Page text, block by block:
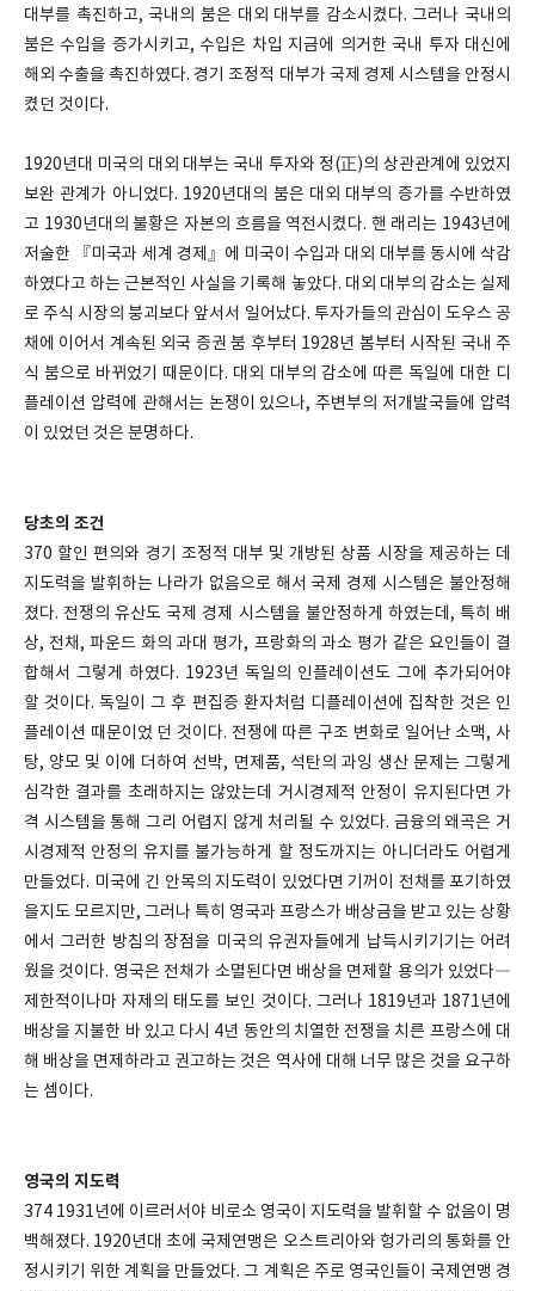
대부를 촉진하고, 국내의 붐은 대외 대부를 감소시켰다. 그러나 국내의
붐은 수입을 증가시키고, 수입은 차입 지금에 의거한 국내 투자 대신에
해외 수출을 촉진하였다. 경기 조정적 대부가 국제 경제 시스템을 안정시
켰던 것이다.
1920년대 미국의 대외 대부는 국내 투자와 정(正)의 상관관계에 있었지
보완 관계가 아니었다. 1920년대의 붐은 대외 대부의 증가를 수반하였
고 1930년대의 불황은 자본의 흐름을 역전시켰다. 핸 래리는 1943년에
저술한 『미국과 세계 경제』에 미국이 수입과 대외 대부를 동시에 삭감
하였다고 하는 근본적인 사실을 기록해 놓았다. 대외 대부의 감소는 실제
로 주식 시장의 붕괴보다 앞서서 일어났다. 투자가들의 관심이 도우스 공
채에 이어서 계속된 외국 증권 붐 후부터 1928년 봄부터 시작된 국내 주
식 붐으로 바뀌었기 때문이다. 대외 대부의 감소에 따른 독일에 대한 디
플레이션 압력에 관해서는 논쟁이 있으나, 주변부의 저개발국들에 압력
이 있었던 것은 분명하다.
당초의 조건
370 할인 편의와 경기 조정적 대부 및 개방된 상품 시장을 제공하는 데
지도력을 발휘하는 나라가 없음으로 해서 국제 경제 시스템은 불안정해
졌다. 전쟁의 유산도 국제 경제 시스템을 불안정하게 하였는데, 특히 배
상, 전채, 파운드 화의 과대 평가, 프랑화의 과소 평가 같은 요인들이 결
합해서 그렇게 하였다. 1923년 독일의 인플레이션도 그에 추가되어야
할 것이다. 독일이 그 후 편집증 환자처럼 디플레이션에 집착한 것은 인
플레이션 때문이었 던 것이다. 전쟁에 따른 구조 변화로 일어난 소맥, 사
탕, 양모 및 이에 더하여 선박, 면제품, 석탄의 과잉 생산 문제는 그렇게
심각한 결과를 초래하지는 않았는데 거시경제적 안정이 유지된다면 가
격 시스템을 통해 그리 어렵지 않게 처리될 수 있었다. 금융의 왜곡은 거
시경제적 안정의 유지를 불가능하게 할 정도까지는 아니더라도 어렵게
만들었다. 미국에 긴 안목의 지도력이 있었다면 기꺼이 전채를 포기하였
을지도 모르지만, 그러나 특히 영국과 프랑스가 배상금을 받고 있는 상황
에서 그러한 방침의 장점을 미국의 유권자들에게 납득시키기기는 어려
웠을 것이다. 영국은 전채가 소멸된다면 배상을 면제할 용의가 있었다―
제한적이나마 자제의 태도를 보인 것이다. 그러나 1819년과 1871년에
배상을 지불한 바 있고 다시 4년 동안의 치열한 전쟁을 치른 프랑스에 대
해 배상을 면제하라고 권고하는 것은 역사에 대해 너무 많은 것을 요구하
는 셈이다.
영국의 지도력
374 1931년에 이르러서야 비로소 영국이 지도력을 발휘할 수 없음이 명
백해졌다. 1920년대 초에 국제연맹은 오스트리아와 헝가리의 통화를 안
정시키기 위한 계획을 만들었다. 그 계획은 주로 영국인들이 국제연맹 경